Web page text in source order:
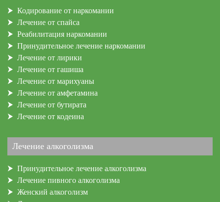
Кодирование от наркомании
Лечение от спайса
Реабилитация наркомании
Принудительное лечение наркомании
Лечение от лирики
Лечение от гашиша
Лечение от марихуаны
Лечение от амфетамина
Лечение от бутирата
Лечение от кодеина
Лечение алкоголизма
Принудительное лечение алкоголизма
Лечение пивного алкоголизма
Женский алкоголизм